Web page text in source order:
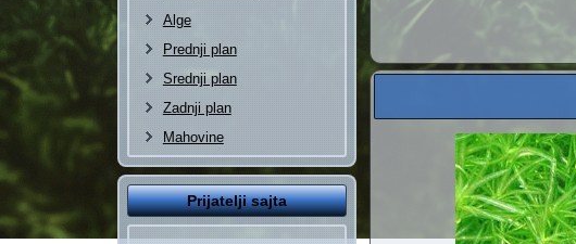
Alge
Prednji plan
Srednji plan
Zadnji plan
Mahovine
Prijatelji sajta